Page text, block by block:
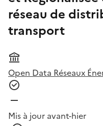
réseau de
transport
Open Data Réseaux
Mis à jour avant-hier